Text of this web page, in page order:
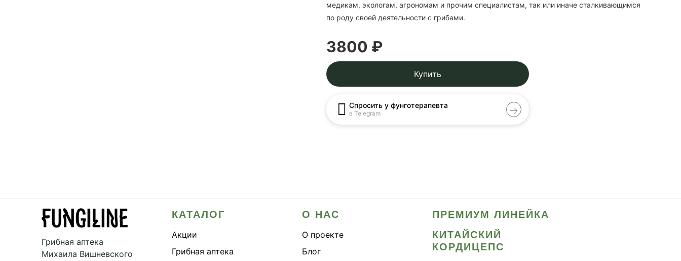
медикам, экологам, агрономам и прочим специалистам, так или иначе сталкивающимся
по роду своей деятельности с грибами.
3800 ₽
Купить
Спросить у фунготерапевта
в Telegram
Грибная аптека
Михаила Вишневского
КАТАЛОГ
Акции
Грибная аптека
О НАС
О проекте
Блог
ПРЕМИУМ ЛИНЕЙКА
КИТАЙСКИЙ
КОРДИЦЕПС